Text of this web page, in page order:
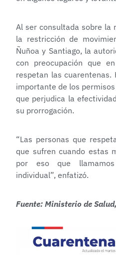
Al ser consultada sobre la
la restricción de
Ñuñoa y Santiago, la
con preocupación que
respetan las
importante de los
que perjudica la
su prorrogación.
“Las personas que
que sufren cuando estas
por eso que
individual”, enfatizó.
Fuente: Ministerio de